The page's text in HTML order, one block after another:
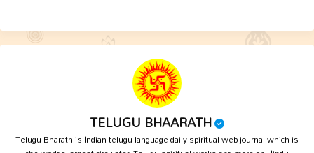
TELUGU BHAARATH
Telugu Bharath is Indian telugu language daily spiritual web journal which is